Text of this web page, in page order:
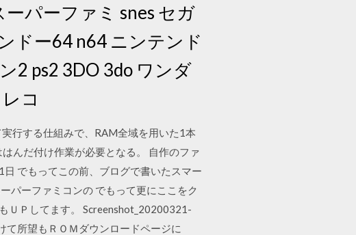
パーファミ snes セガ
ドー64 n64 ニンテンド
2 ps2 3DO 3do ワンダ
コ
行する仕組みで、RAM全域を用いた1本
んだ付け作業が必要となる。 自作のファ
でもってこの前、ブログで書いたスマー
パーファミコンの でもって更にここをク
ＵＰしてます。 Screenshot_20200321-
所望もＲＯＭダウンロードページに